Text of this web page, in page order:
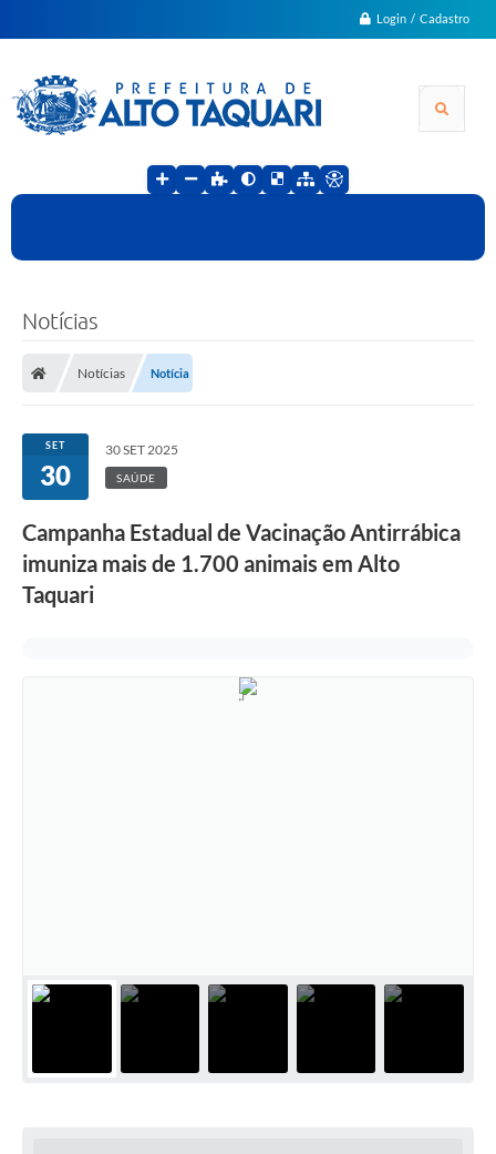
Login / Cadastro
Notícias
Notícias Notícia
SET
30
30 SET 2025
SAÚDE
Campanha Estadual de Vacinação Antirrábica
imuniza mais de 1.700 animais em Alto
Taquari